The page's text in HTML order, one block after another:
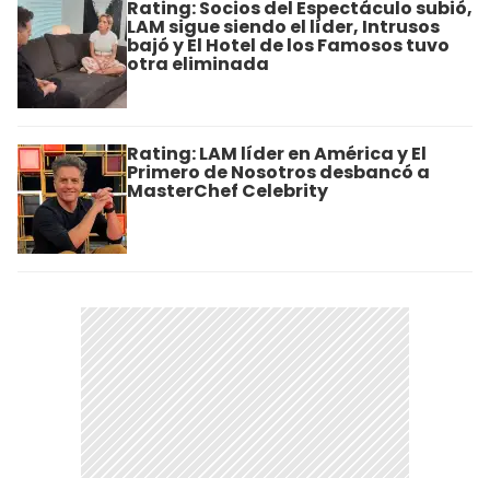
Rating: Socios del Espectáculo subió,
LAM sigue siendo el líder, Intrusos
bajó y El Hotel de los Famosos tuvo
otra eliminada
Rating: LAM líder en América y El
Primero de Nosotros desbancó a
MasterChef Celebrity